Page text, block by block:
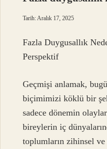
Tarih: Aralık 17, 2025
Fazla Duygusallık
Perspektif
Geçmişi anlamak,
biçimimizi köklü bir
sadece dönemin
bireylerin iç
toplumların zihinsel